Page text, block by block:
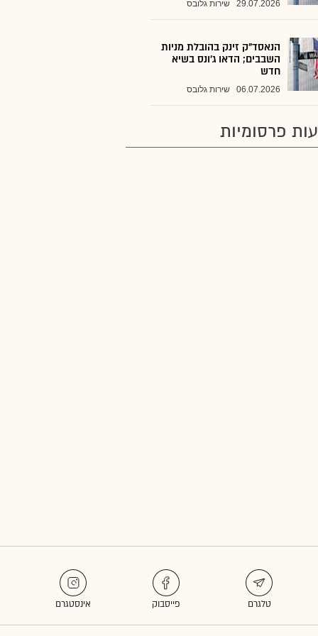
29.07.2026 שירות גלובס
הנאסד"ק זינק בהובלת מניות
השבבים; הדאו ג'ונס בשיא
חדש
06.07.2026 שירות גלובס
פרסומיות